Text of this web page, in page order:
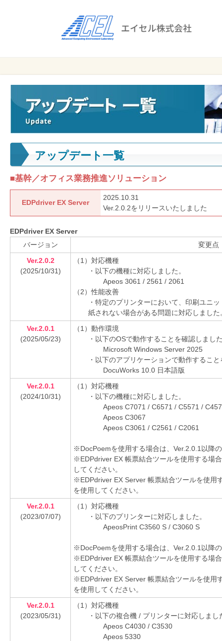
株式会社
の
化
と
コ
ス
ト
削
減
を
援
アップデート一覧
■基幹／オフィス業務推進ソリューション
EDPdriver EX Server
2025.10.31
Ver.2.0.2をリリースいたしました
EDPdriver EX Server
バージョン
変更点
Ver.2.0.2
(2025/10/31)
（1）対応機種
・以下の機種に対応しました。
Apeos 3061 / 2561 / 2061
（2）性能改善
・特定のプリンターにおいて、印刷ユニ
紙されない場合がある問題に対応しました
Ver.2.0.1
(2025/05/23)
（1）動作環境
・以下のOSで動作することを確認しまし
Microsoft Windows Server 2025
・以下のアプリケーションで動作するこ
DocuWorks 10.0 日本語版
Ver.2.0.1
(2024/10/31)
（1）対応機種
・以下の機種に対応しました。
Apeos C7071 / C6571 / C5571 /
Apeos C3067
Apeos C3061 / C2561 / C2061
※DocPoemを使用する場合は、Ver.2.0.1以降
※EDPdriver EX 帳票結合ツールを使用する場
してください。
※EDPdriver EX Server 帳票結合ツールを使用
を使用してください。
Ver.2.0.1
(2023/07/07)
（1）対応機種
・以下のプリンターに対応しました。
ApeosPrint C3560 S / C3060 S
※DocPoemを使用する場合は、Ver.2.0.1以降
※EDPdriver EX 帳票結合ツールを使用する場
してください。
※EDPdriver EX Server 帳票結合ツールを使用
を使用してください。
Ver.2.0.1
(2023/05/31)
（1）対応機種
・以下の複合機 / プリンターに対応しまし
Apeos C4030 / C3530
Apeos 5330
セ
株
式
会